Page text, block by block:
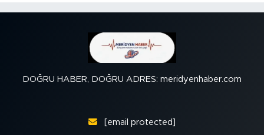
DOĞRU HABER, DOĞRU ADRES: meridyenhaber.com
[email protected]